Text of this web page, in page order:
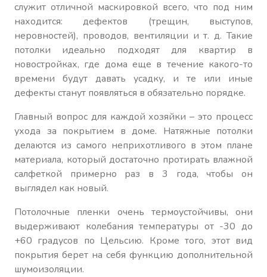
служит отличной маскировкой всего, что под ним
находится: дефектов (трещин, выступов,
неровностей), проводов, вентиляции и т. д. Такие
потолки идеально подходят для квартир в
новостройках, где дома еще в течение какого-то
времени будут давать усадку, и те или иные
дефекты станут появляться в обязательно порядке.
Главный вопрос для каждой хозяйки – это процесс
ухода за покрытием в доме. Натяжные потолки
делаются из самого неприхотливого в этом плане
материала, который достаточно протирать влажной
салфеткой примерно раз в 3 года, чтобы он
выглядел как новый.
Потолочные пленки очень термоустойчивы, они
выдерживают колебания температуры от -30 до
+60 градусов по Цельсию. Кроме того, этот вид
покрытия берет на себя функцию дополнительной
шумоизоляции.